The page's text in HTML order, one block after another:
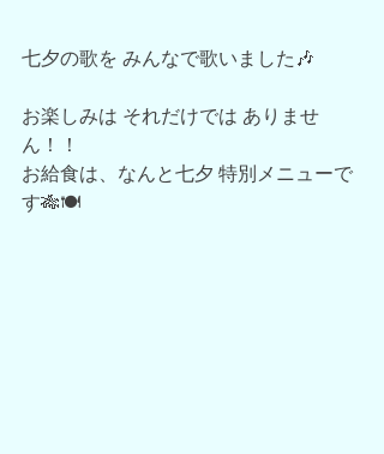
七夕の歌を みんなで歌いました🎶
お楽しみは それだけでは ありませ
ん！！
お給食は、なんと七夕 特別メニューで
す🎋🍽